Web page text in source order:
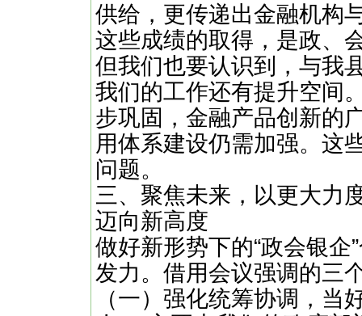
供给，更传递出金融机构
这些成绩的取得，是政、
但我们也要认识到，与我
我们的工作还有提升空间
步巩固，金融产品创新的
用体系建设仍需加强。这
问题。
三、聚焦未来，以更大力
迈向新高度
做好新形势下的“政会银
发力。借用会议强调的三
（一）强化统筹协调，当